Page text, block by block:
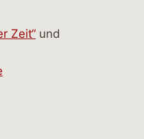
Zeit“ und